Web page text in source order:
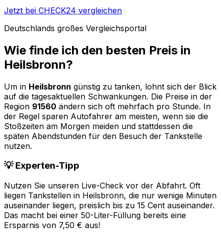
Jetzt bei CHECK24 vergleichen
Deutschlands großes Vergleichsportal
Wie finde ich den besten Preis in
Heilsbronn?
Um in Heilsbronn günstig zu tanken, lohnt sich der Blick
auf die tagesaktuellen Schwankungen. Die Preise in der
Region 91560 ändern sich oft mehrfach pro Stunde. In
der Regel sparen Autofahrer am meisten, wenn sie die
Stoßzeiten am Morgen meiden und stattdessen die
späten Abendstunden für den Besuch der Tankstelle
nutzen.
💡 Experten-Tipp
Nutzen Sie unseren Live-Check vor der Abfahrt. Oft
liegen Tankstellen in Heilsbronn, die nur wenige Minuten
auseinander liegen, preislich bis zu 15 Cent auseinander.
Das macht bei einer 50-Liter-Füllung bereits eine
Ersparnis von 7,50 € aus!